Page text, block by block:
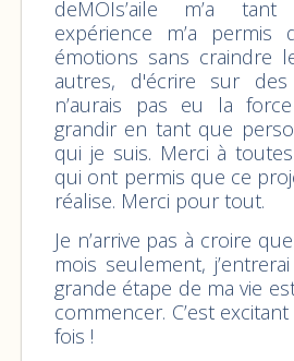
deMOIs’aile m’a
expérience m’a permis
émotions sans craindre
autres, d'écrire sur
n’aurais pas eu la
grandir en tant que
qui je suis. Merci à
qui ont permis que ce
réalise. Merci pour tout.
Je n’arrive pas à croire
mois seulement,
grande étape de ma vie
commencer. C’est
fois !